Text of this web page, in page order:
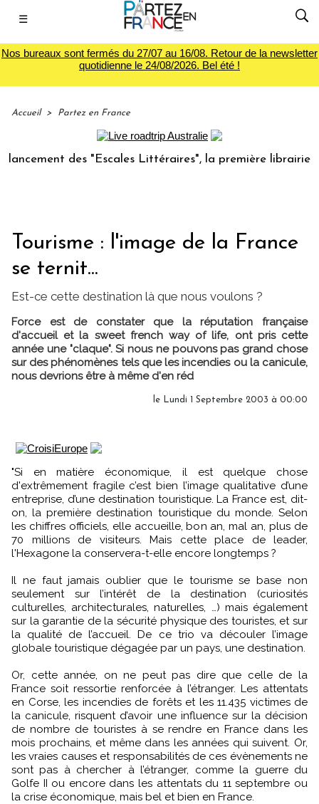
☰
Nos bureaux sont fermés du 27/07 au 16/08. Retour de la newsletter
quotidienne le 24/08/2026. Bel été !
Accueil > Partez en France
des "Escales Littéraires", la première librairie du
Tourisme : l'image de la France
se ternit...
Est-ce cette destination là que nous voulons ?
Force est de constater que la réputation française
d'accueil et la sweet french way of life, ont pris cette
année une "claque". Si nous ne pouvons pas grand chose
sur des phénomènes tels que les incendies ou la canicule,
nous devrions être à même d'en réd
le Lundi 1 Septembre 2003 à 00:00
"Si en matière économique, il est quelque chose
d'extrêmement fragile c’est bien l’image qualitative d’une
entreprise, d’une destination touristique. La France est, dit-
on, la première destination touristique du monde. Selon
les chiffres officiels, elle accueille, bon an, mal an, plus de
70 millions de visiteurs. Mais cette place de leader,
l'Hexagone la conservera-t-elle encore longtemps ?
Il ne faut jamais oublier que le tourisme se base non
seulement sur l’intérêt de la destination (curiosités
culturelles, architecturales, naturelles, …) mais également
sur la garantie de la sécurité physique des touristes, et sur
la qualité de l’accueil. De ce trio va découler l’image
globale touristique dégagée par un pays, une destination.
Or, cette année, on ne peut pas dire que celle de la
France soit ressortie renforcée à l’étranger. Les attentats
en Corse, les incendies de forêts et les 11.435 victimes de
la canicule, risquent d’avoir une influence sur la décision
de nombre de touristes à se rendre en France dans les
mois prochains, et même dans les années qui suivent. Or,
les vraies causes et responsabilités de ces évènements ne
sont pas à chercher à l’étranger, comme la guerre du
Golfe II ou encore dans les attentats du 11 septembre ou
la crise économique, mais bel et bien en France.